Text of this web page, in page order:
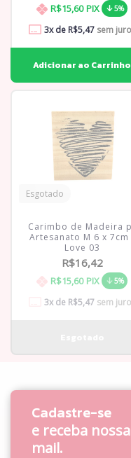
R$15,60 PIX 5%
3x de R$5,47sem
Esgotado
Carimbo de Madeira
Artesanato M 6 x 7cm
Love 03
R$16,42
R$15,60 PIX 5%
3x de R$5,47sem
Cadastre-se
e receba
mail.